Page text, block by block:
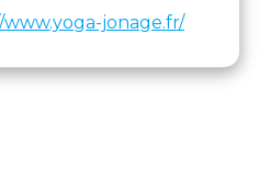
www.yoga-jonage.fr/